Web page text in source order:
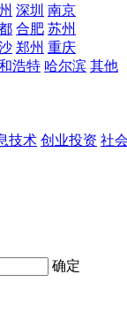
深圳 南京
合肥 苏州
郑州 重庆
浩特 哈尔滨 其他
技术 创业投资 社
确定